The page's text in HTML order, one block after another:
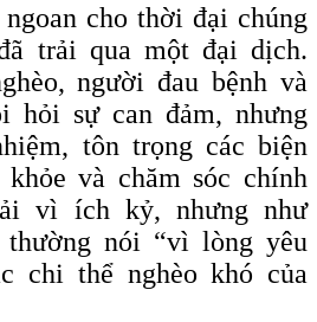
cho thời đại chúng
trải qua một đại dịch.
người đau bệnh và
hỏi sự can đảm, nhưng
tôn trọng các biện
và chăm sóc chính
vì ích kỷ, nhưng như
thường nói “vì lòng yêu
chi thể nghèo khó của